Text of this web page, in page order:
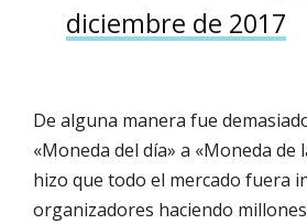
diciembre de 2017
De alguna manera fue
«Moneda del día» a «Moneda de
hizo que todo el mercado fuera
organizadores haciendo